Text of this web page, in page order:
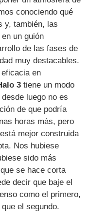
conociendo qué
y, también, las
un guión
de las fases de
muy destacables.
en
3 tiene un modo
luego no es
de que podría
horas más, pero
mejor construida
Nos hubiese
sido más
se hace corta
decir que baje el
como el primero,
el segundo.